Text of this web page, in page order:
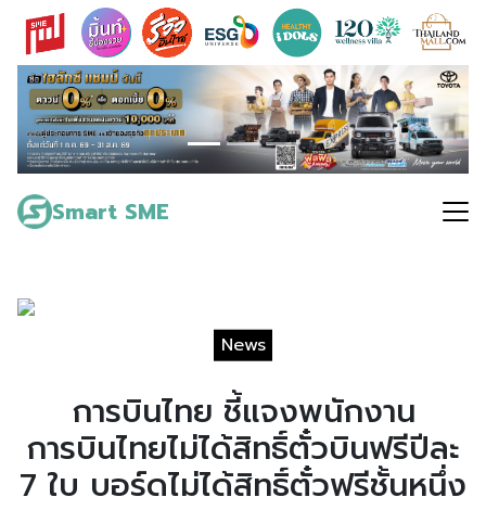
Skip
content
Smart SME
Search
for:
News
การบินไทย ชี้แจงพนักงาน
การบินไทยไม่ได้สิทธิ์ตั๋วบินฟรีปีละ
7 ใบ บอร์ดไม่ได้สิทธิ์ตั๋วฟรีชั้นหนึ่ง